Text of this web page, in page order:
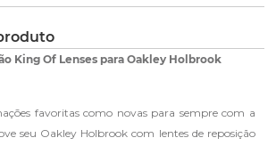
nossa garantia completa.
nossa Central de Ajuda.
King Of Lenses para Oakley Holbrook
favoritas como novas para sempre com a
seu Oakley Holbrook com lentes de reposição